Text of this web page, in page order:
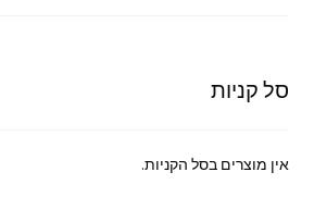
סל קניות
אין מוצרים בסל הקניות.